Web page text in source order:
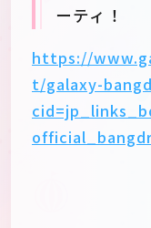
ーティ！
https://
t/galaxy-